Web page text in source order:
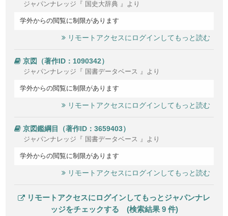
ジャパンナレッジ『 国史大辞典 』より
学外からの閲覧に制限があります
リモートアクセスにログインしてもっと読む
京図（著作ID：1090342）
ジャパンナレッジ『 国書データベース 』より
学外からの閲覧に制限があります
リモートアクセスにログインしてもっと読む
京図鑑綱目（著作ID：3659403）
ジャパンナレッジ『 国書データベース 』より
学外からの閲覧に制限があります
リモートアクセスにログインしてもっと読む
リモートアクセスにログインしてもっとジャパンナレ
ッジをチェックする (検索結果 9 件)